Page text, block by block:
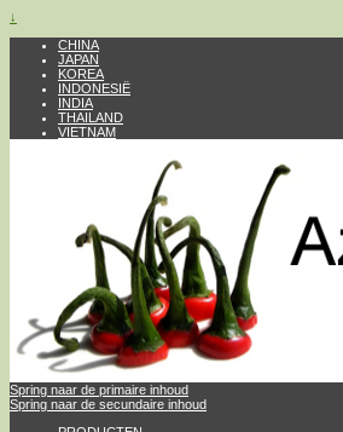
↓
CHINA
JAPAN
KOREA
INDONESIË
INDIA
THAILAND
VIETNAM
Spring naar de primaire inhoud
Spring naar de secundaire inhoud